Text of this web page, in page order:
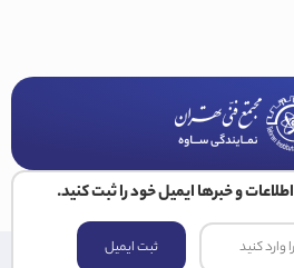
و خبرها ایمیل خود را ثبت کنید.
ثبت ایمیل